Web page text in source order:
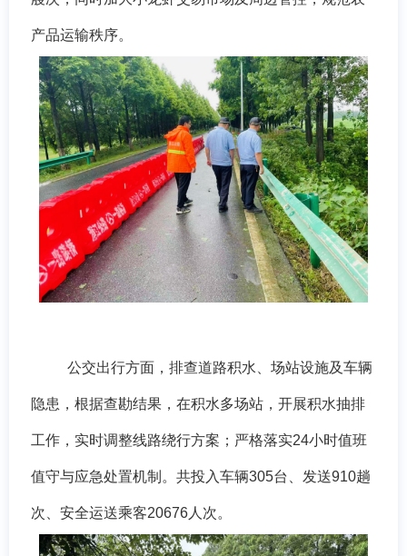
产品运输秩序。
公交出行方面， 排查道路积水、场站设施及车辆
隐患， 根据查勘结果，在积水多场站，开展积水抽排
工作，实时调整线路绕行方案； 严格落实24小时值班
值守与应急处置机制。共投入车辆305台、发送910趟
次、安全运送乘客20676人次。